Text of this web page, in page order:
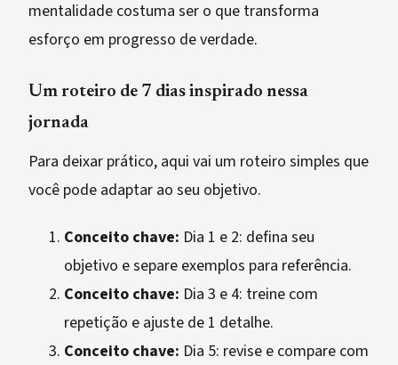
mentalidade costuma ser o que transforma
esforço em progresso de verdade.
Um roteiro de 7 dias inspirado nessa
jornada
Para deixar prático, aqui vai um roteiro simples que
você pode adaptar ao seu objetivo.
Conceito chave: Dia 1 e 2: defina seu
objetivo e separe exemplos para referência.
Conceito chave: Dia 3 e 4: treine com
repetição e ajuste de 1 detalhe.
Conceito chave: Dia 5: revise e compare com